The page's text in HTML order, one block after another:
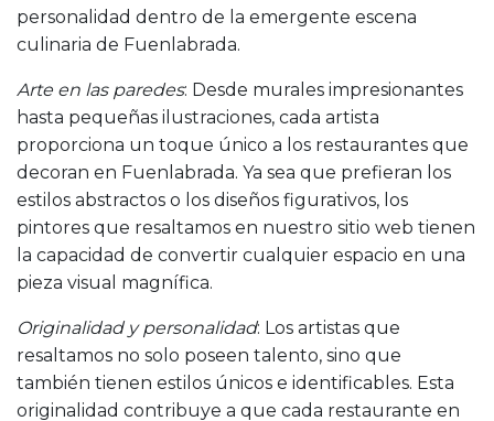
personalidad dentro de la emergente escena
culinaria de Fuenlabrada.
Arte en las paredes: Desde murales impresionantes
hasta pequeñas ilustraciones, cada artista
proporciona un toque único a los restaurantes que
decoran en Fuenlabrada. Ya sea que prefieran los
estilos abstractos o los diseños figurativos, los
pintores que resaltamos en nuestro sitio web tienen
la capacidad de convertir cualquier espacio en una
pieza visual magnífica.
Originalidad y personalidad: Los artistas que
resaltamos no solo poseen talento, sino que
también tienen estilos únicos e identificables. Esta
originalidad contribuye a que cada restaurante en